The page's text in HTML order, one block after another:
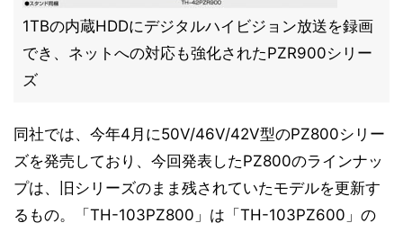
1TBの内蔵HDDにデジタルハイビジョン放送を録画
でき、ネットへの対応も強化されたPZR900シリー
ズ
同社では、今年4月に50V/46V/42V型のPZ800シリー
ズを発売しており、今回発表したPZ800のラインナッ
プは、旧シリーズのまま残されていたモデルを更新す
るもの。「TH-103PZ800」は「TH-103PZ600」の